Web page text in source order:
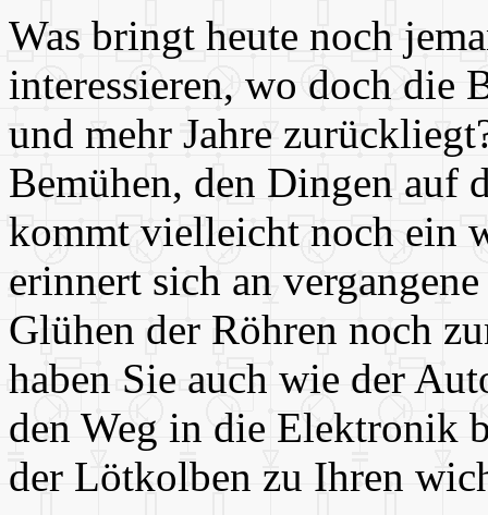
Was bringt heute noch
interessieren, wo doch die
und mehr Jahre
Bemühen, den Dingen auf
kommt vielleicht noch ein
erinnert sich an
Glühen der Röhren noch
haben Sie auch wie der
den Weg in die Elektronik
der Lötkolben zu Ihren